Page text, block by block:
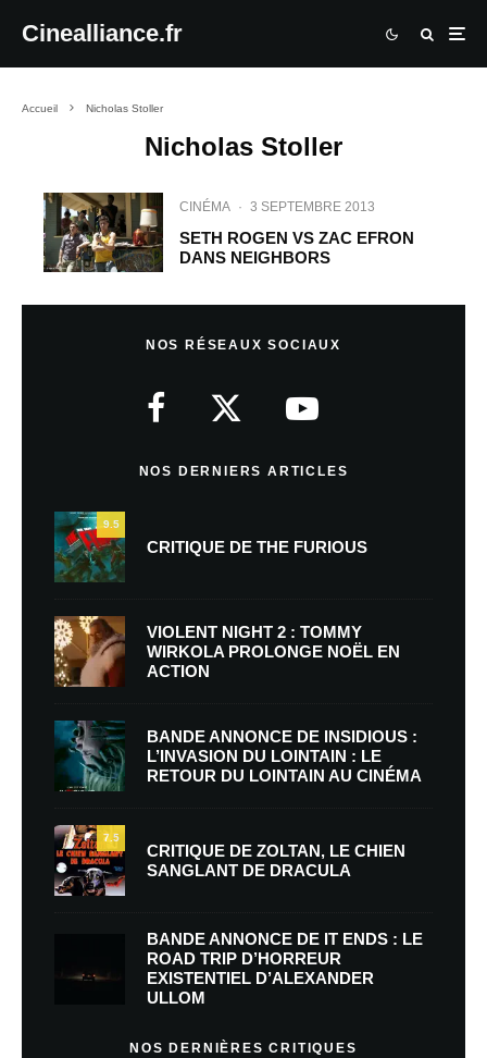
Cinealliance.fr
Accueil Nicholas Stoller
Nicholas Stoller
CINÉMA · 3 SEPTEMBRE 2013
SETH ROGEN VS ZAC EFRON
DANS NEIGHBORS
NOS RÉSEAUX SOCIAUX
NOS DERNIERS ARTICLES
9.5
CRITIQUE DE THE FURIOUS
VIOLENT NIGHT 2 : TOMMY
WIRKOLA PROLONGE NOËL EN
ACTION
BANDE ANNONCE DE INSIDIOUS :
L’INVASION DU LOINTAIN : LE
RETOUR DU LOINTAIN AU CINÉMA
7.5
CRITIQUE DE ZOLTAN, LE CHIEN
SANGLANT DE DRACULA
BANDE ANNONCE DE IT ENDS : LE
ROAD TRIP D’HORREUR
EXISTENTIEL D’ALEXANDER
ULLOM
NOS DERNIÈRES CRITIQUES